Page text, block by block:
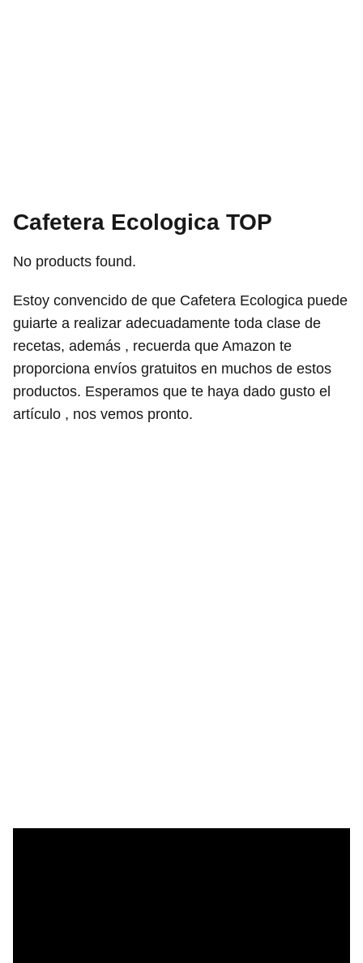
Cafetera Ecologica TOP
No products found.
Estoy convencido de que Cafetera Ecologica puede
guiarte a realizar adecuadamente toda clase de
recetas, además , recuerda que Amazon te
proporciona envíos gratuitos en muchos de estos
productos. Esperamos que te haya dado gusto el
artículo , nos vemos pronto.